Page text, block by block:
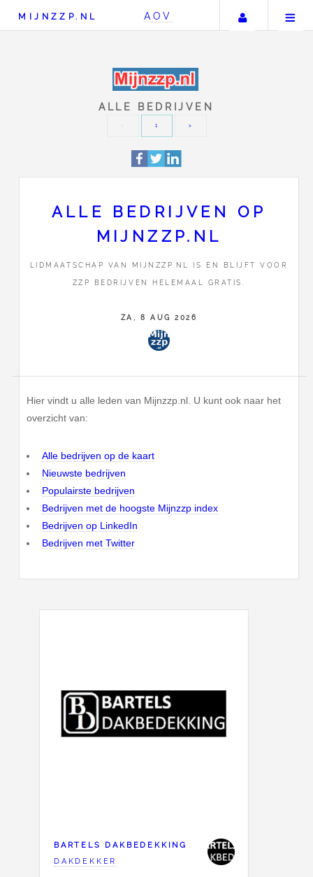
MIJNZZP.NL AOV Uw
ALLE BEDRIJVEN
< 1
ALLE BEDRIJVEN OP
MIJNZZP.NL
LIDMAATSCHAP VAN MIJNZZP.NL IS EN BLIJFT VOOR
ZZP BEDRIJVEN HELEMAAL GRATIS.
ZA, 8 AUG 2026
Hier vindt u alle leden van Mijnzzp.nl. U kunt ook naar het
overzicht van:
Alle bedrijven op de kaart
Nieuwste bedrijven
Populairste bedrijven
Bedrijven met de hoogste Mijnzzp index
Bedrijven op LinkedIn
Bedrijven met Twitter
BARTELS DAKBEDEKKING
DAKDEKKER